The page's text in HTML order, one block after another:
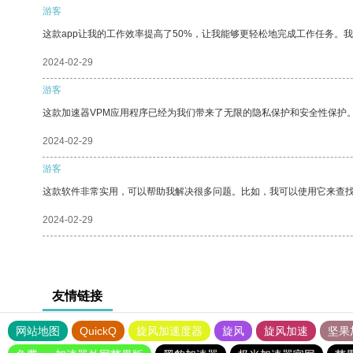
游客
这款app让我的工作效率提高了50%，让我能够更轻松地完成工作任务。
2024-02-29
游客
这款加速器VPM应用程序已经为我们带来了无限的隐私保护和安全性保护
2024-02-29
游客
这款软件非常实用，可以帮助我解决很多问题。比如，我可以使用它来查
2024-02-29
友情链接
网站地图 QuickQ 旋风加速度器 旋风 旋风加速
坚果